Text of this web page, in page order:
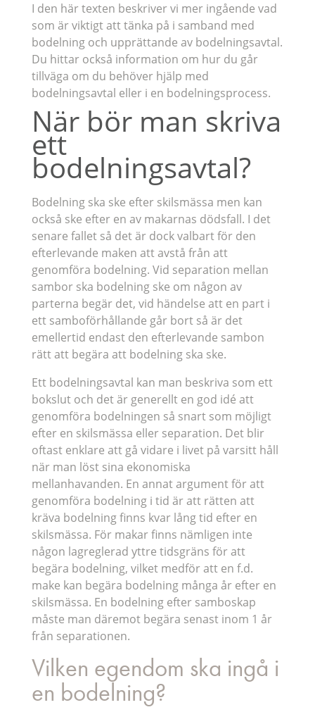
I den här texten beskriver vi mer ingående vad
som är viktigt att tänka på i samband med
bodelning och upprättande av bodelningsavtal.
Du hittar också information om hur du går
tillväga om du behöver hjälp med
bodelningsavtal eller i en bodelningsprocess.
När bör man skriva
ett
bodelningsavtal?
Bodelning ska ske efter skilsmässa men kan
också ske efter en av makarnas dödsfall. I det
senare fallet så det är dock valbart för den
efterlevande maken att avstå från att
genomföra bodelning. Vid separation mellan
sambor ska bodelning ske om någon av
parterna begär det, vid händelse att en part i
ett samboförhållande går bort så är det
emellertid endast den efterlevande sambon
rätt att begära att bodelning ska ske.
Ett bodelningsavtal kan man beskriva som ett
bokslut och det är generellt en god idé att
genomföra bodelningen så snart som möjligt
efter en skilsmässa eller separation. Det blir
oftast enklare att gå vidare i livet på varsitt håll
när man löst sina ekonomiska
mellanhavanden. En annat argument för att
genomföra bodelning i tid är att rätten att
kräva bodelning finns kvar lång tid efter en
skilsmässa. För makar finns nämligen inte
någon lagreglerad yttre tidsgräns för att
begära bodelning, vilket medför att en f.d.
make kan begära bodelning många år efter en
skilsmässa. En bodelning efter samboskap
måste man däremot begära senast inom 1 år
från separationen.
Vil­ken egen­dom ska ingå i
en bodelning?